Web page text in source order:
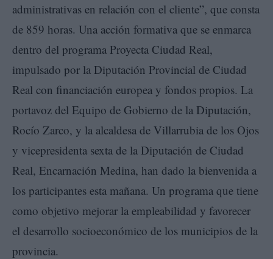
administrativas en relación con el cliente”, que consta
de 859 horas. Una acción formativa que se enmarca
dentro del programa Proyecta Ciudad Real,
impulsado por la Diputación Provincial de Ciudad
Real con financiación europea y fondos propios. La
portavoz del Equipo de Gobierno de la Diputación,
Rocío Zarco, y la alcaldesa de Villarrubia de los Ojos
y vicepresidenta sexta de la Diputación de Ciudad
Real, Encarnación Medina, han dado la bienvenida a
los participantes esta mañana. Un programa que tiene
como objetivo mejorar la empleabilidad y favorecer
el desarrollo socioeconómico de los municipios de la
provincia.